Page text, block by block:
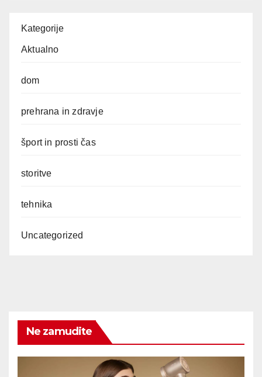
Kategorije
Aktualno
dom
prehrana in zdravje
šport in prosti čas
storitve
tehnika
Uncategorized
Ne zamudite